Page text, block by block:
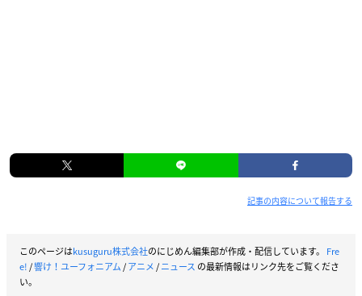
記事の内容について報告する
このページはkusuguru株式会社のにじめん編集部が作成・配信しています。 Fre
e!/響け！ユーフォニアム/アニメ/ニュース の最新情報はリンク先をご覧くださ
い。